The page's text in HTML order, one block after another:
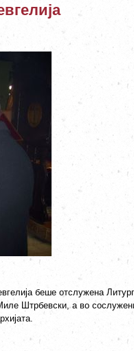
беше отслужена
Штрбевски, а во